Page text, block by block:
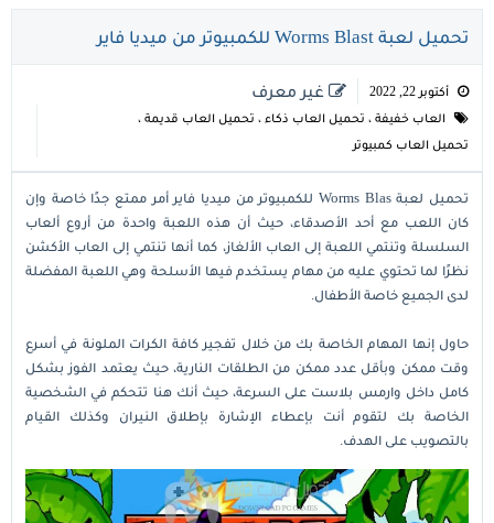
تحميل لعبة Worms Blast للكمبيوتر من ميديا فاير
أكتوبر 22, 2022
العاب خفيفة ، تحميل العاب ذكاء ، تحميل العاب قديمة ،
تحميل العاب كمبيوتر
غير معرف
تحميل لعبة Worms Blas للكمبيوتر من ميديا فاير أمر ممتع جدًا خاصة وإن
كان اللعب مع أحد الأصدقاء، حيث أن هذه اللعبة واحدة من أروع ألعاب
السلسلة وتنتمي اللعبة إلى العاب الألغاز، كما أنها تنتمي إلى العاب الأكشن
نظرًا لما تحتوي عليه من مهام يستخدم فيها الأسلحة وهي اللعبة المفضلة
لدى الجميع خاصة الأطفال.
حاول إنها المهام الخاصة بك من خلال تفجير كافة الكرات الملونة في أسرع
وقت ممكن وبأقل عدد ممكن من الطلقات النارية، حيث يعتمد الفوز بشكل
كامل داخل وارمس بلاست على السرعة، حيث أنك هنا تتحكم في الشخصية
الخاصة بك لتقوم أنت بإعطاء الإشارة بإطلاق النيران وكذلك القيام
بالتصويب على الهدف.